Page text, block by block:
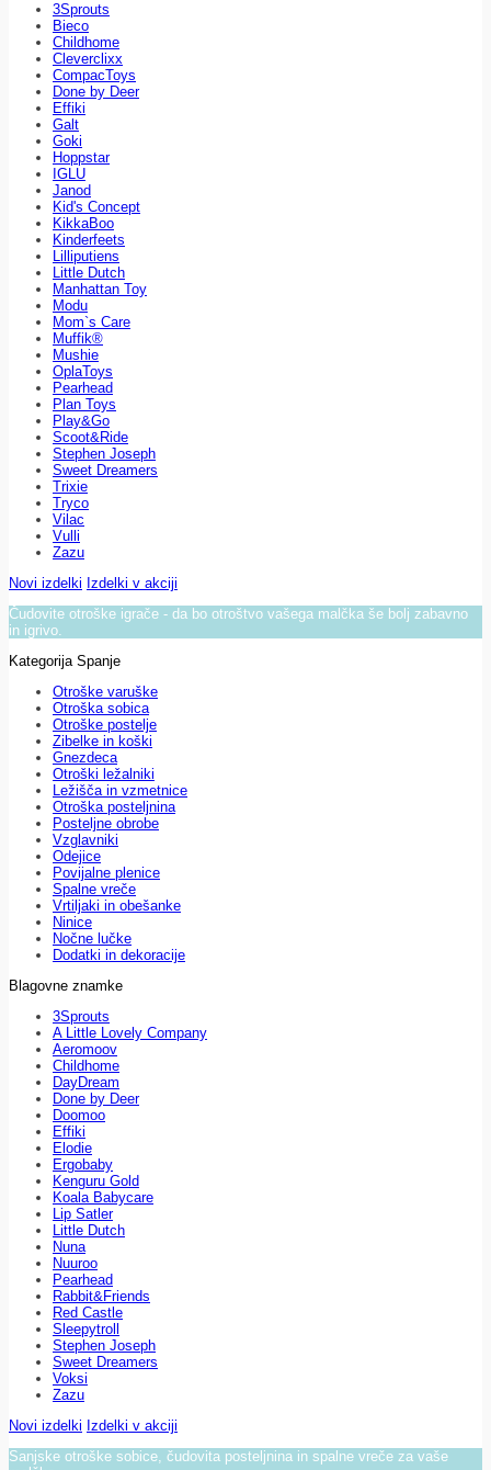
3Sprouts
Bieco
Childhome
Cleverclixx
CompacToys
Done by Deer
Effiki
Galt
Goki
Hoppstar
IGLU
Janod
Kid's Concept
KikkaBoo
Kinderfeets
Lilliputiens
Little Dutch
Manhattan Toy
Modu
Mom`s Care
Muffik®
Mushie
OplaToys
Pearhead
Plan Toys
Play&Go
Scoot&Ride
Stephen Joseph
Sweet Dreamers
Trixie
Tryco
Vilac
Vulli
Zazu
Novi izdelki Izdelki v akciji
Čudovite otroške igrače - da bo otroštvo vašega malčka še bolj zabavno
in igrivo.
Kategorija Spanje
Otroške varuške
Otroška sobica
Otroške postelje
Zibelke in koški
Gnezdeca
Otroški ležalniki
Ležišča in vzmetnice
Otroška posteljnina
Posteljne obrobe
Vzglavniki
Odejice
Povijalne plenice
Spalne vreče
Vrtiljaki in obešanke
Ninice
Nočne lučke
Dodatki in dekoracije
Blagovne znamke
3Sprouts
A Little Lovely Company
Aeromoov
Childhome
DayDream
Done by Deer
Doomoo
Effiki
Elodie
Ergobaby
Kenguru Gold
Koala Babycare
Lip Satler
Little Dutch
Nuna
Nuuroo
Pearhead
Rabbit&Friends
Red Castle
Sleepytroll
Stephen Joseph
Sweet Dreamers
Voksi
Zazu
Novi izdelki Izdelki v akciji
Sanjske otroške sobice, čudovita posteljnina in spalne vreče za vaše